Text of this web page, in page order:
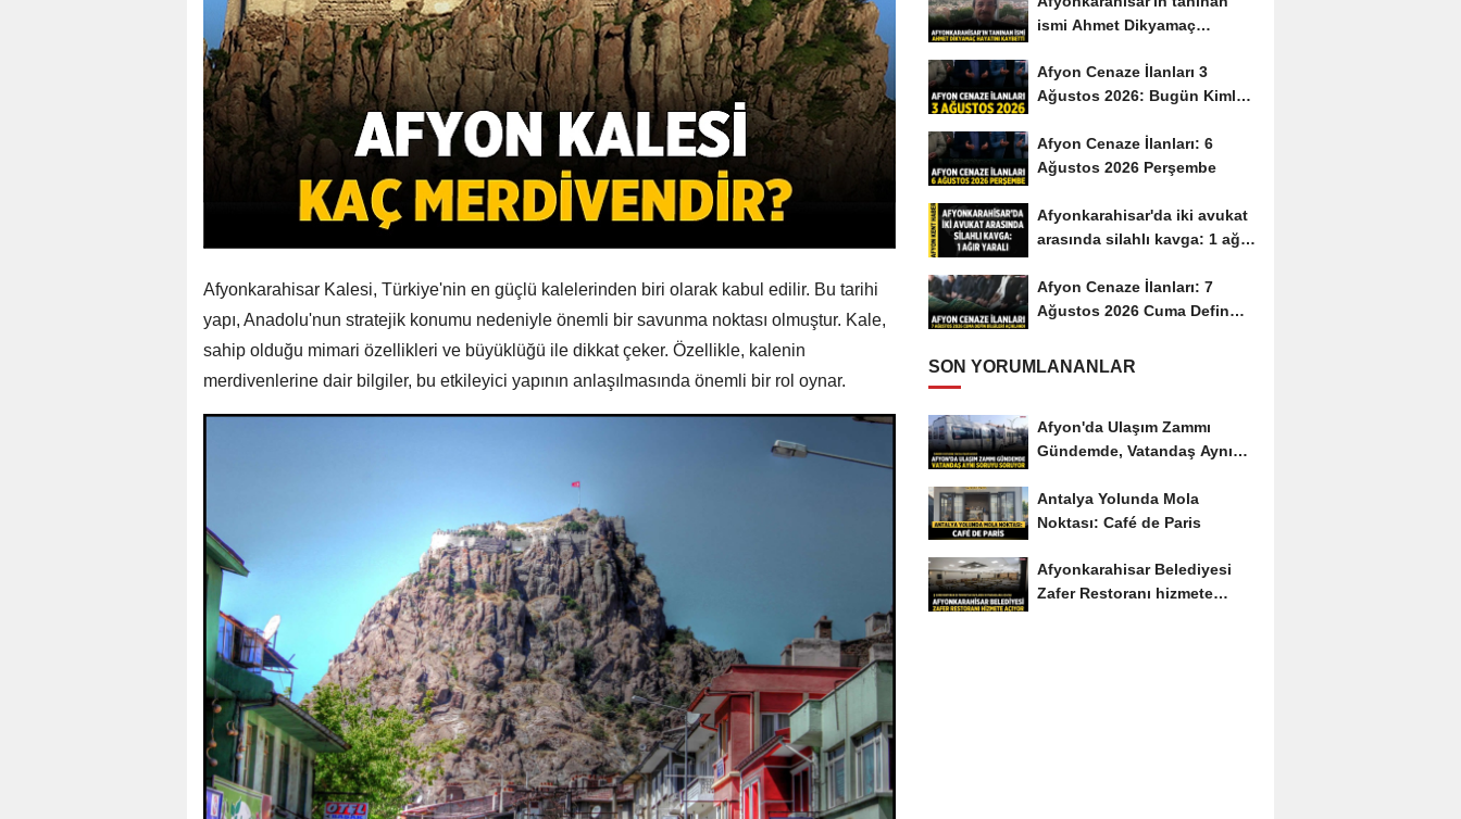
Afyonkarahisar Kalesi, Türkiye'nin en güçlü kalelerinden biri olarak kabul edilir. Bu tarihi
yapı, Anadolu'nun stratejik konumu nedeniyle önemli bir savunma noktası olmuştur. Kale,
sahip olduğu mimari özellikleri ve büyüklüğü ile dikkat çeker. Özellikle, kalenin
merdivenlerine dair bilgiler, bu etkileyici yapının anlaşılmasında önemli bir rol oynar.
ismi Ahmet Dikyamaç
Afyon Cenaze İlanları 3
Ağustos 2026: Bugün Kimler
Afyon Cenaze İlanları: 6
Ağustos 2026 Perşembe
Afyonkarahisar'da iki avukat
arasında silahlı kavga: 1 ağır
Afyon Cenaze İlanları: 7
Ağustos 2026 Cuma Defin
SON YORUMLANANLAR
Afyon'da Ulaşım Zammı
Gündemde, Vatandaş Aynı
Antalya Yolunda Mola
Noktası: Café de Paris
Afyonkarahisar Belediyesi
Zafer Restoranı hizmete